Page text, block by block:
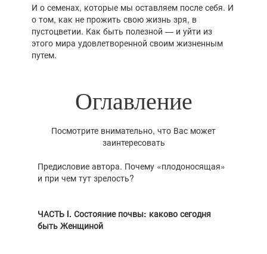
И о семенах, которые мы оставляем после себя. И
о том, как не прожить свою жизнь зря, в
пустоцветии. Как быть полезной — и уйти из
этого мира удовлетворенной своим жизненным
путем.
Оглавление
Посмотрите внимательно, что Вас может
заинтересовать
Предисловие автора. Почему «плодоносящая»
и при чем тут зрелость?
ЧАСТЬ I. Состояние почвы: каково сегодня
быть Женщиной